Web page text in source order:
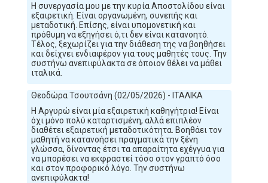
Η συνεργασία μου με την κυρία Αποστολίδου είναι
εξαιρετική. Είναι οργανωμένη, συνεπής και
μεταδοτική. Επίσης, είναι υπομονετική και
πρόθυμη να εξηγήσει ό,τι δεν είναι κατανοητό.
Τέλος, ξεχωρίζει για την διάθεση της να βοηθήσει
και δείχνει ενδιαφέρον για τους μαθητές τους. Την
συστήνω ανεπιφύλακτα σε όποιον θέλει να μάθει
ιταλικά.
Θεοδώρα Τσουτσάνη (02/05/2026) - ΙΤΑΛΙΚΑ
Η Αργυρώ είναι μία εξαιρετική καθηγήτρια! Είναι
όχι μόνο πολύ καταρτισμένη, αλλά επιπλέον
διαθέτει εξαιρετική μεταδοτικότητα. Βοηθάει τον
μαθητή να κατανοήσει πραγματικά την ξένη
γλώσσα, δίνοντας έτσι τα απαραίτητα εχέγγυα για
να μπορέσει να εκφραστεί τόσο στον γραπτό όσο
και στον προφορικό λόγο. Την συστήνω
ανεπιφύλακτα!